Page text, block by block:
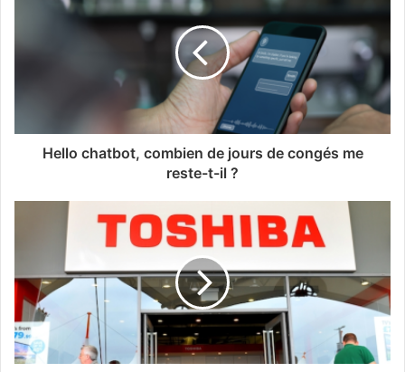
Hello chatbot, combien de jours de congés me
reste-t-il ?